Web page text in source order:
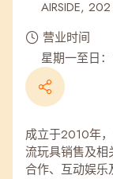
AIRSIDE, 202
营业时间
星期一至日
成立于2010年
流玩具销售及相
合作、互动娱乐